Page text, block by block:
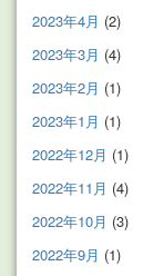
2023年4月 (2)
2023年3月 (4)
2023年2月 (1)
2023年1月 (1)
2022年12月 (1)
2022年11月 (4)
2022年10月 (3)
2022年9月 (1)